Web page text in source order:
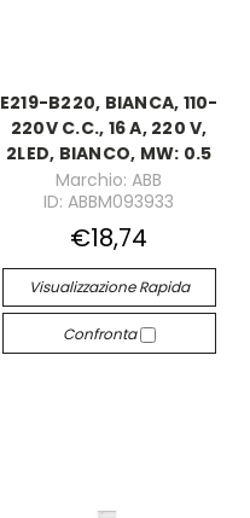
E219-B220, BIANCA, 110-
220V C.C., 16 A, 220 V,
2LED, BIANCO, MW: 0.5
Marchio: ABB
ID: ABBM093933
€18,74
Visualizzazione Rapida
Confronta